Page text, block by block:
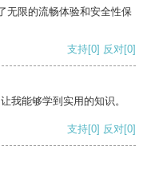
无限的流畅体验和安全性保
支持[0] 反对[0]
我能够学到实用的知识。
支持[0] 反对[0]